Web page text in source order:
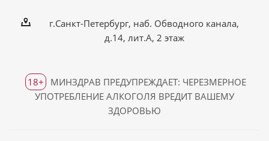
г.Санкт-Петербург, наб. Обводного канала,
д.14, лит.А, 2 этаж
18+
МИНЗДРАВ ПРЕДУПРЕЖДАЕТ: ЧЕРЕЗМЕРНОЕ
УПОТРЕБЛЕНИЕ АЛКОГОЛЯ ВРЕДИТ ВАШЕМУ
ЗДОРОВЬЮ